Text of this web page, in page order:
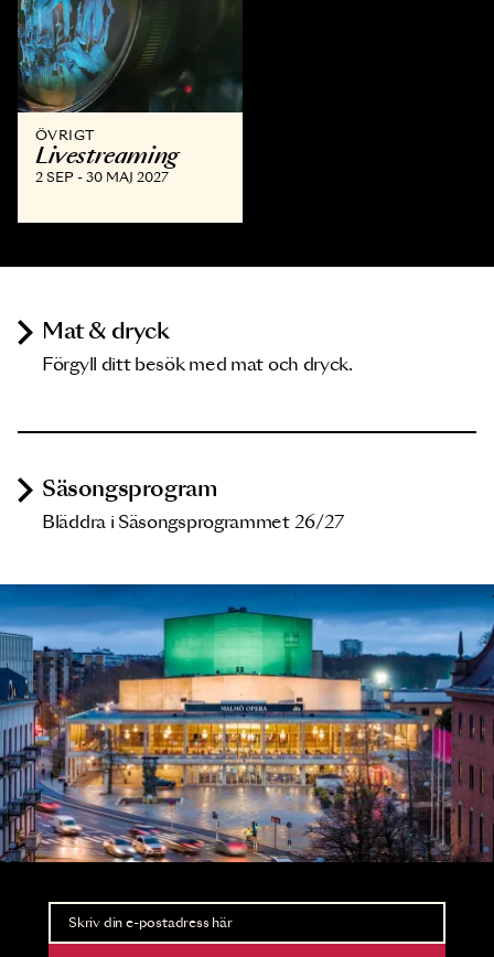
ÖVRIGT
Livestreaming
2 SEP - 30 MAJ 2027
Mat & dryck
Förgyll ditt besök med mat och dryck.
Säsongsprogram
Bläddra i Säsongsprogrammet 26/27
Nyhetsbrev
Ta del av förhandsinformation och biljettsläpp.